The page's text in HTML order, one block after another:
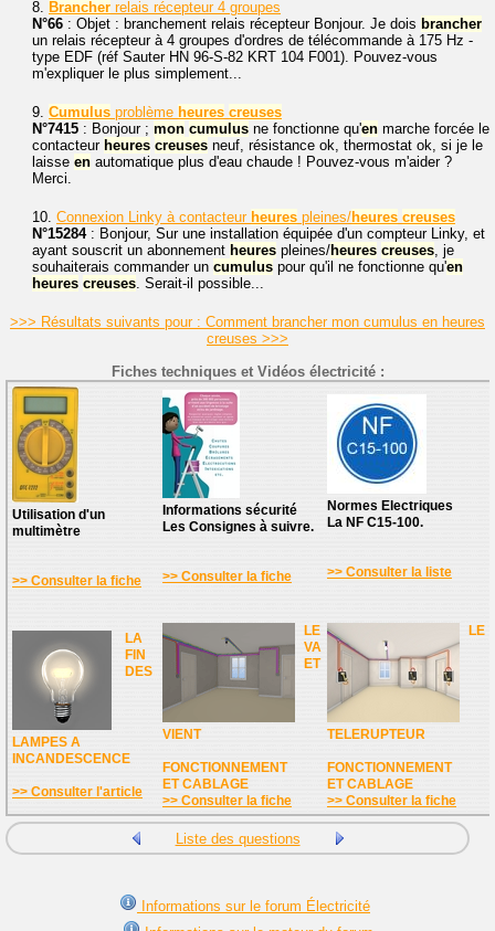
8. Brancher relais récepteur 4 groupes
N°66 : Objet : branchement relais récepteur Bonjour. Je dois brancher
un relais récepteur à 4 groupes d'ordres de télécommande à 175 Hz -
type EDF (réf Sauter HN 96-S-82 KRT 104 F001). Pouvez-vous
m'expliquer le plus simplement...
9. Cumulus problème heures creuses
N°7415 : Bonjour ; mon cumulus ne fonctionne qu'en marche forcée le
contacteur heures creuses neuf, résistance ok, thermostat ok, si je le
laisse en automatique plus d'eau chaude ! Pouvez-vous m'aider ?
Merci.
10. Connexion Linky à contacteur heures pleines/heures creuses
N°15284: Bonjour, Sur une installation équipée d'un compteur Linky, et
ayant souscrit un abonnement heures pleines/heures creuses, je
souhaiterais commander un cumulus pour qu'il ne fonctionne qu'en
heures creuses. Serait-il possible...
>>> Résultats suivants pour : Comment brancher mon cumulus en heures
creuses >>>
Fiches techniques et Vidéos électricité :
Utilisation d'un
multimètre
>> Consulter la fiche
Informations sécurité
Les Consignes à suivre.
>> Consulter la fiche
Normes Electriques
La NF C15-100.
>> Consulter la liste
LA
FIN
DES
LAMPES A
INCANDESCENCE
>> Consulter l'article
LE
VA
ET
VIENT
FONCTIONNEMENT
ET CABLAGE
>> Consulter la fiche
LE
TELERUPTEUR
FONCTIONNEMENT
ET CABLAGE
>> Consulter la fiche
Liste des questions
Informations sur le forum Électricité